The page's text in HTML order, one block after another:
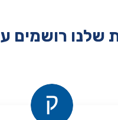
שלנו רושמים